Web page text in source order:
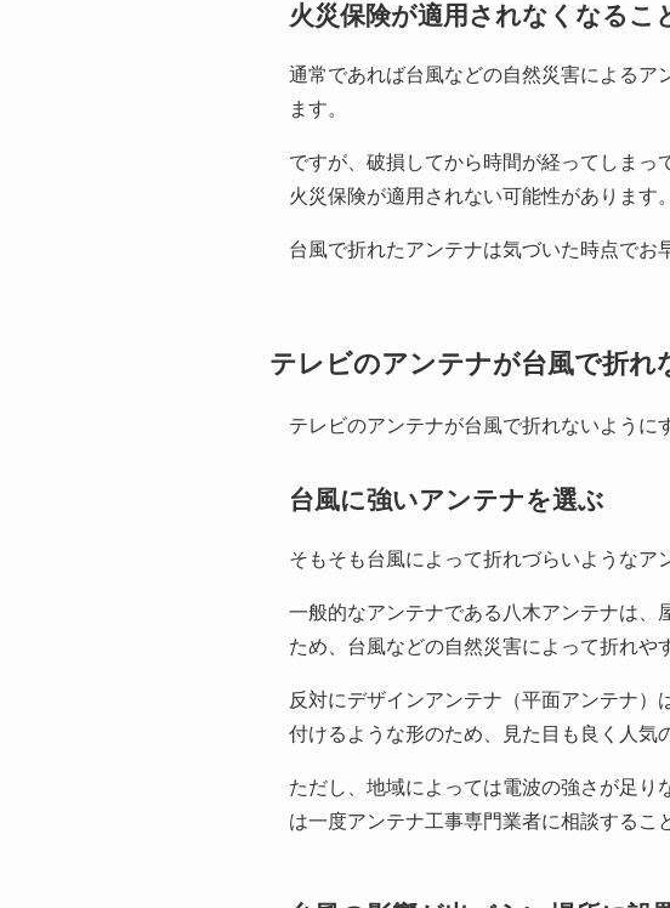
火災保険が適用されなくなるこ
通常であれば台風などの自然災害によるア
ます。
ですが、破損してから時間が経ってしまっ
火災保険が適用されない可能性があります。
台風で折れたアンテナは気づいた時点でお
テレビのアンテナが台風で折れ
テレビのアンテナが台風で折れないように
台風に強いアンテナを選ぶ
そもそも台風によって折れづらいようなア
一般的なアンテナである八木アンテナは、
ため、台風などの自然災害によって折れや
反対にデザインアンテナ（平面アンテナ）
付けるような形のため、見た目も良く人気
ただし、地域によっては電波の強さが足り
は一度アンテナ工事専門業者に相談するこ